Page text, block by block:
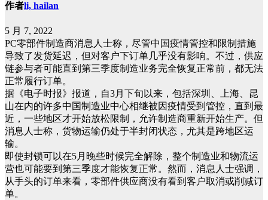
作者li, hailan
5 月 7, 2022
PC零部件制造商消息人士称，尽管中国疫情管控和限制措施
导致了发货延迟，但对客户下订单几乎没有影响。不过，供应
链参与者可能直到第三季度制造业务完全恢复正常前，都无法
正常履行订单。
据《电子时报》报道，自3月下旬以来，包括深圳、上海、昆
山在内的许多中国制造业中心相继被因疫情受到管控，直到最
近，一些地区才开始放松限制，允许制造商重新开始生产。但
消息人士称，货物运输仍处于半封闭状态，尤其是跨地区运
输。
即使封锁可以在5月晚些时候完全解除，整个制造业和物流运
营也可能要到第三季度才能恢复正常。然而，消息人士强调，
从手头的订单来看，零部件供应商没有看到客户取消或削减订
单。